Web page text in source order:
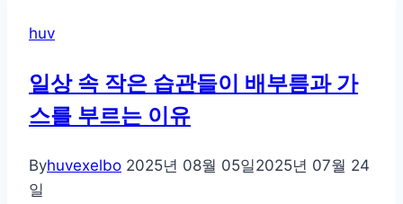
이
유
간
huv
일상 속 작은 습관들이 배부름과 가
스를 부르는 이유
Byhuvexelbo 2025년 08월 05일2025년 07월 24
일